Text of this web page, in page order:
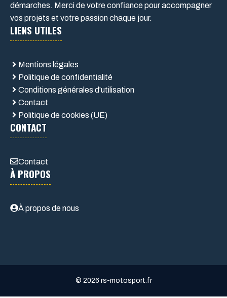
démarches. Merci de votre confiance pour accompagner
vos projets et votre passion chaque jour.
LIENS UTILES
Mentions légales
Politique de confidentialité
Conditions générales d'utilisation
Contact
Politique de cookies (UE)
CONTACT
Contact
À PROPOS
À propos de nous
© 2026 rs-motosport.fr